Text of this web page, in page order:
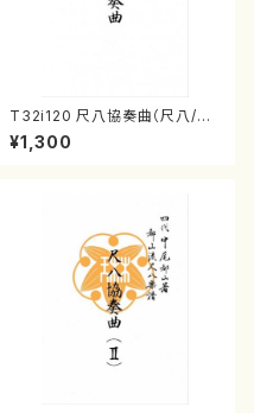
T32i120 尺八協奏曲（尺八/二
代 山本邦山/尺八/都山式譜）都
山流公刊楽譜曲番:569
¥1,300